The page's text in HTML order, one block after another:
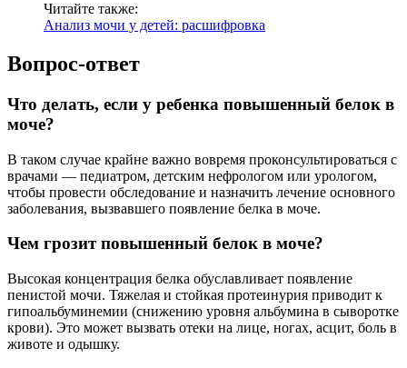
Читайте также:
Анализ мочи у детей: расшифровка
Вопрос-ответ
Что делать, если у ребенка повышенный белок в
моче?
В таком случае крайне важно вовремя проконсультироваться с
врачами — педиатром, детским нефрологом или урологом,
чтобы провести обследование и назначить лечение основного
заболевания, вызвавшего появление белка в моче.
Чем грозит повышенный белок в моче?
Высокая концентрация белка обуславливает появление
пенистой мочи. Тяжелая и стойкая протеинурия приводит к
гипоальбуминемии (снижению уровня альбумина в сыворотке
крови). Это может вызвать отеки на лице, ногах, асцит, боль в
животе и одышку.